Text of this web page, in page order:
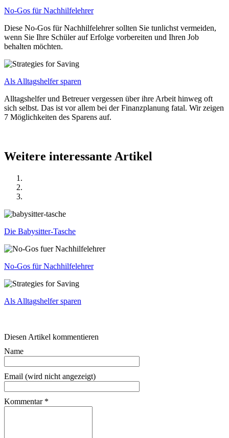
No-Gos für Nachhilfelehrer
Diese No-Gos für Nachhilfelehrer sollten Sie tunlichst vermeiden,
wenn Sie Ihre Schüler auf Erfolge vorbereiten und Ihren Job
behalten möchten.
Als Alltagshelfer sparen
Alltagshelfer und Betreuer vergessen über ihre Arbeit hinweg oft
sich selbst. Das ist vor allem bei der Finanzplanung fatal. Wir zeigen
7 Möglichkeiten des Sparens auf.
Weitere interessante Artikel
Die Babysitter-Tasche
No-Gos für Nachhilfelehrer
Als Alltagshelfer sparen
Diesen Artikel kommentieren
Name
Email (wird nicht angezeigt)
Kommentar*